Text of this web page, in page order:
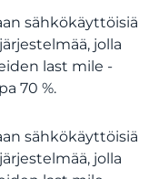
sähkökäyttöisiä
jolla
last mile -
70 %.
sähkökäyttöisiä
jolla